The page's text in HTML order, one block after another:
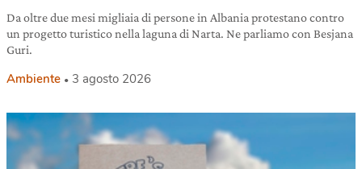
Da oltre due mesi migliaia di persone in Albania protestano contro
un progetto turistico nella laguna di Narta. Ne parliamo con Besjana
Guri.
Ambiente 3 agosto 2026